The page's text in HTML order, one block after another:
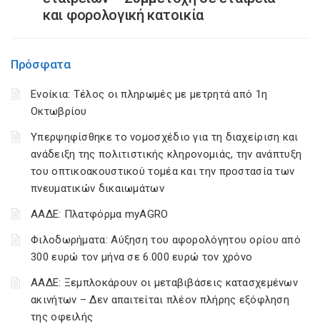
και φορολογική κατοικία
Πρόσφατα
Ενοίκια: Τέλος οι πληρωμές με μετρητά από 1η
Οκτωβρίου
Υπερψηφίσθηκε το νομοσχέδιο για τη διαχείριση και
ανάδειξη της πολιτιστικής κληρονομιάς, την ανάπτυξη
του οπτικοακουστικού τομέα και την προστασία των
πνευματικών δικαιωμάτων
ΑΑΔΕ: Πλατφόρμα myAGRO
Φιλοδωρήματα: Αύξηση του αφορολόγητου ορίου από
300 ευρώ τον μήνα σε 6.000 ευρώ τον χρόνο
ΑΑΔΕ: Ξεμπλοκάρουν οι μεταβιβάσεις κατασχεμένων
ακινήτων – Δεν απαιτείται πλέον πλήρης εξόφληση
της οφειλής